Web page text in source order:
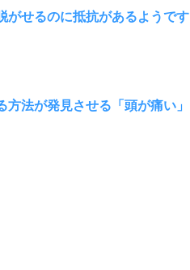
がせるのに抵抗があるようです
法が発見させる「頭が痛い」